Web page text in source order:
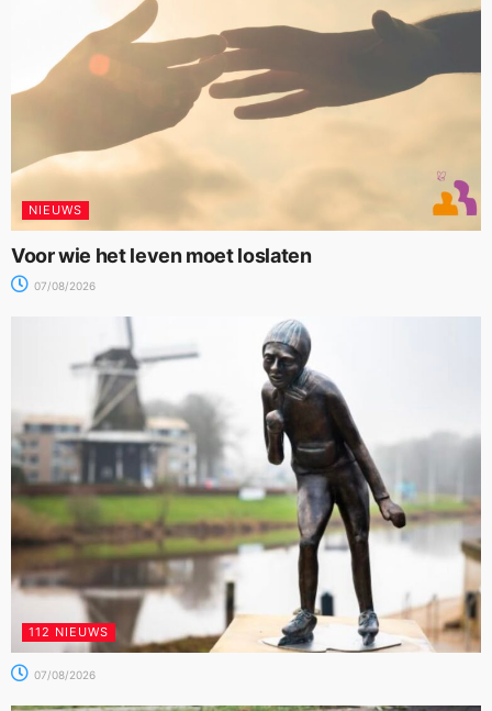
NIEUWS
Voor wie het leven moet loslaten
07/08/2026
112 NIEUWS
07/08/2026